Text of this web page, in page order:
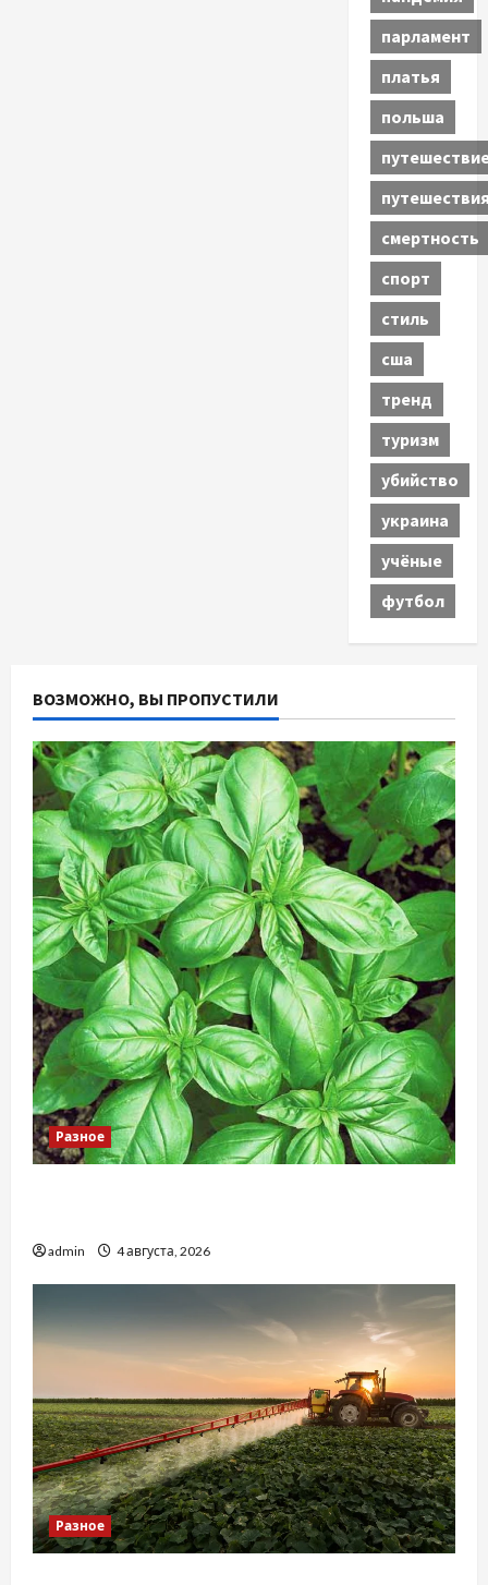
парламент
платья
польша
смертность
спорт
стиль
сша
тренд
туризм
убийство
украина
учёные
футбол
ВОЗМОЖНО, ВЫ ПРОПУСТИЛИ
Разное
admin 4 августа, 2026
Разное